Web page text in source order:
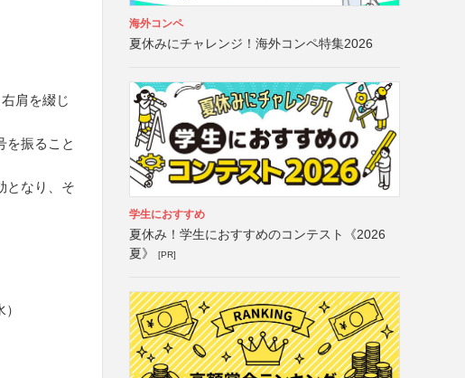
肩を綴じ
を振ること
となり、そ
海外コンペ
夏休みにチャレンジ！海外コンペ特集2026
学生におすすめ
夏休み！学生におすすめのコンテスト《2026
夏》
[PR]